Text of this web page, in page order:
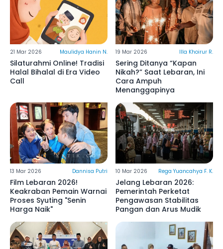
21 Mar 2026 Maulidya Hanin N.
Silaturahmi Online! Tradisi
Halal Bihalal di Era Video
Call
19 Mar 2026 Illa Khoirur R.
Sering Ditanya “Kapan
Nikah?” Saat Lebaran, Ini
Cara Ampuh
Menanggapinya
13 Mar 2026 Dannisa Putri
Film Lebaran 2026!
Keakraban Pemain Warnai
Proses Syuting "Senin
Harga Naik"
10 Mar 2026 Rega Yuancahya F. K.
Jelang Lebaran 2026:
Pemerintah Perketat
Pengawasan Stabilitas
Pangan dan Arus Mudik